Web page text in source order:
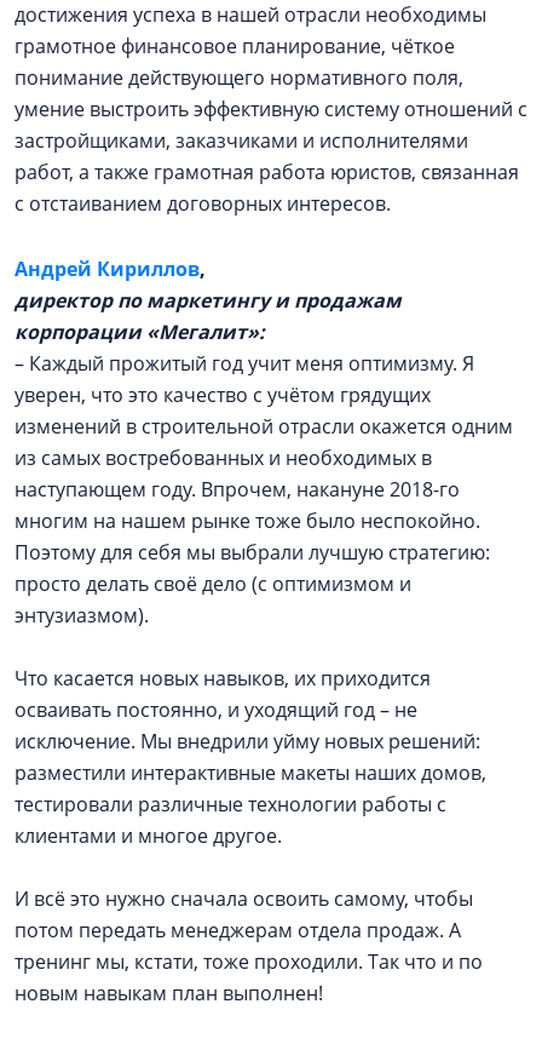
достижения успеха в нашей отрасли необходимы
грамотное финансовое планирование, чёткое
понимание действующего нормативного поля,
умение выстроить эффективную систему отношений с
застройщиками, заказчиками и исполнителями
работ, а также грамотная работа юристов, связанная
с отстаиванием договорных интересов.
Андрей Кириллов,
директор по маркетингу и продажам
корпорации «Мегалит»:
– Каждый прожитый год учит меня оптимизму. Я
уверен, что это качество с учётом грядущих
изменений в строительной отрасли окажется одним
из самых востребованных и необходимых в
наступающем году. Впрочем, накануне 2018-го
многим на нашем рынке тоже было неспокойно.
Поэтому для себя мы выбрали лучшую стратегию:
просто делать своё дело (с оптимизмом и
энтузиазмом).
Что касается новых навыков, их приходится
осваивать постоянно, и уходящий год – не
исключение. Мы внедрили уйму новых решений:
разместили интерактивные макеты наших домов,
тестировали различные технологии работы с
клиентами и многое другое.
И всё это нужно сначала освоить самому, чтобы
потом передать менеджерам отдела продаж. А
тренинг мы, кстати, тоже проходили. Так что и по
новым навыкам план выполнен!